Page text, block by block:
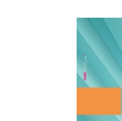
"מילה במקום"